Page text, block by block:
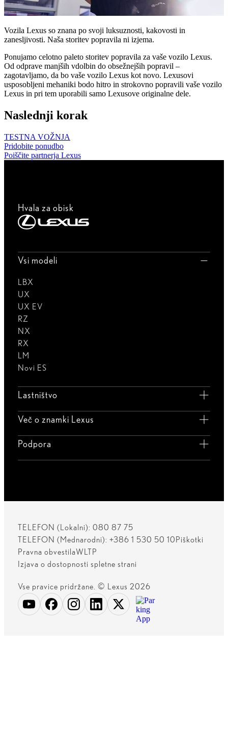
Vozila Lexus so znana po svoji luksuznosti, kakovosti in
zanesljivosti. Naša storitev popravila ni izjema.
Ponujamo celotno paleto storitev popravila za vaše vozilo Lexus.
Od odprave manjših vdolbin do obsežnejših popravil –
zagotavljamo, da bo vaše vozilo Lexus kot novo. Lexusovi
usposobljeni mehaniki bodo hitro in strokovno popravili vaše vozilo
Lexus in pri tem uporabili samo Lexusove originalne dele.
Naslednji korak
TESTNA VOŽNJA
Pridobite ponudbo
Poiščite partnerja Lexus
Hvala za obisk
Vsi modeli
LBX
UX
UX EV
RZ
NX
RX
LM
Novi ES
Lastništvo
Več o znamki Lexus
Podpora
TELEFON (Lokalni): 080 87 75
TELEFON (Mednarodni): +386 1 530 50 10 Piškotki
Pravna obvestilaWLTP
Izjava o dostopnosti spletne strani
Vse pravice pridržane. © Lexus 2026